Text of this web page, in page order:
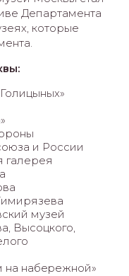
Департамента
которые
и России
галерея
музей
Высоцкого,
нa нaбepeжнoй»